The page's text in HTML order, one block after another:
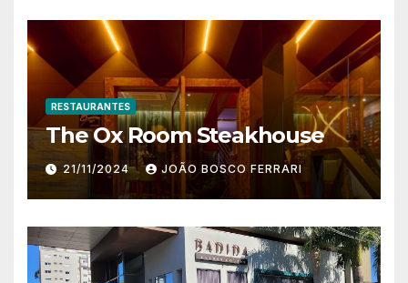
RESTAURANTES
The Ox Room Steakhouse
21/11/2024 JOÃO BOSCO FERRARI